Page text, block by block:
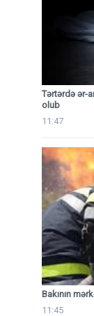
Tərtərdə ər-
olub
11:47
Bakının
11:45